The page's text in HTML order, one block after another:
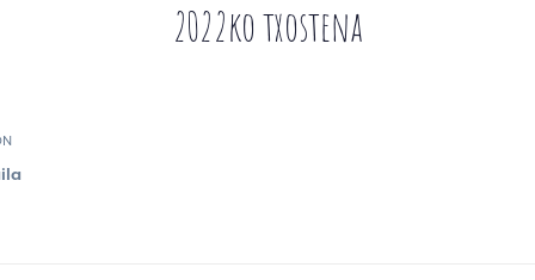
2022ko txostena